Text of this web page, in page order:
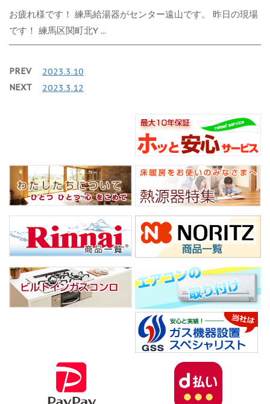
お疲れ様です！ 練馬給湯器がセンター遠山です。 昨日の現場
です！ 練馬区関町北Y ...
PREV 2023.3.10
NEXT 2023.3.12